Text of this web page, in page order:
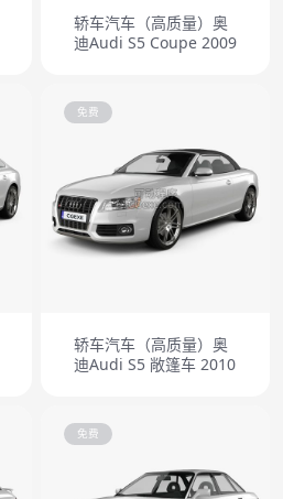
轿车汽车（高质量）奥
迪Audi S5 Coupe 2009
免费
轿车汽车（高质量）奥
迪Audi S5 敞篷车 2010
免费